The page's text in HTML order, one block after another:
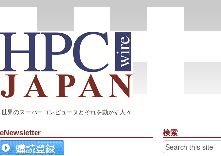
世界のスーパーコンピュータとそれを動かす人々
eNewsletter 検索